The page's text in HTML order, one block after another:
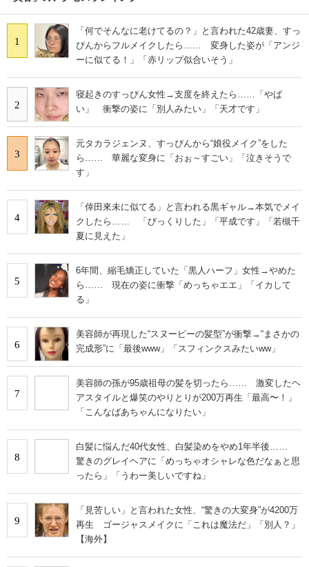
1
「何でそんなに老けてるの？」と言われた42歳妻、すっ
ぴんからフルメイクしたら…… 変身した姿が「アンジ
ーに似てる！」「赤リップ似合いそう」
2
寝起きのすっぴん女性→支度を終えたら……「やば
い」 衝撃の姿に「別人みたい」「天才です」
3
元タカラジェンヌ、すっぴんから“娘役メイク”をした
ら…… 華麗な変身に「おぉ～すごい」「泣きそうで
す」
4
「倖田來未に似てる」と言われる黒ギャル→本気でメイ
クしたら…… 「びっくりした」「平成です」「若槻千
夏に見えた」
5
6年間、縮毛矯正していた「黒人ハーフ」女性→やめた
ら…… 現在の姿に衝撃「めっちゃエエ」「イカして
る」
6
美容師が再現した“スヌーピーの髪型”が衝撃→“まさかの
完成形”に「最後www」「スフィンクスみたいww」
7
美容師の孫が95歳祖母の髪を切ったら…… 激変したヘ
アスタイルと爆笑のやりとりが200万再生「最高〜！」
「こんなばあちゃんになりたい」
8
白髪に悩んだ40代女性、白髪染めをやめ1年半後……
驚きのグレイヘアに「めっちゃオシャレな色だなぁと思
ったら」「うわー美しいですね」
9
「見苦しい」と言われた女性、“驚きの大変身”が4200万
再生 ゴージャスメイクに「これは魔法だ」「別人？」
【海外】